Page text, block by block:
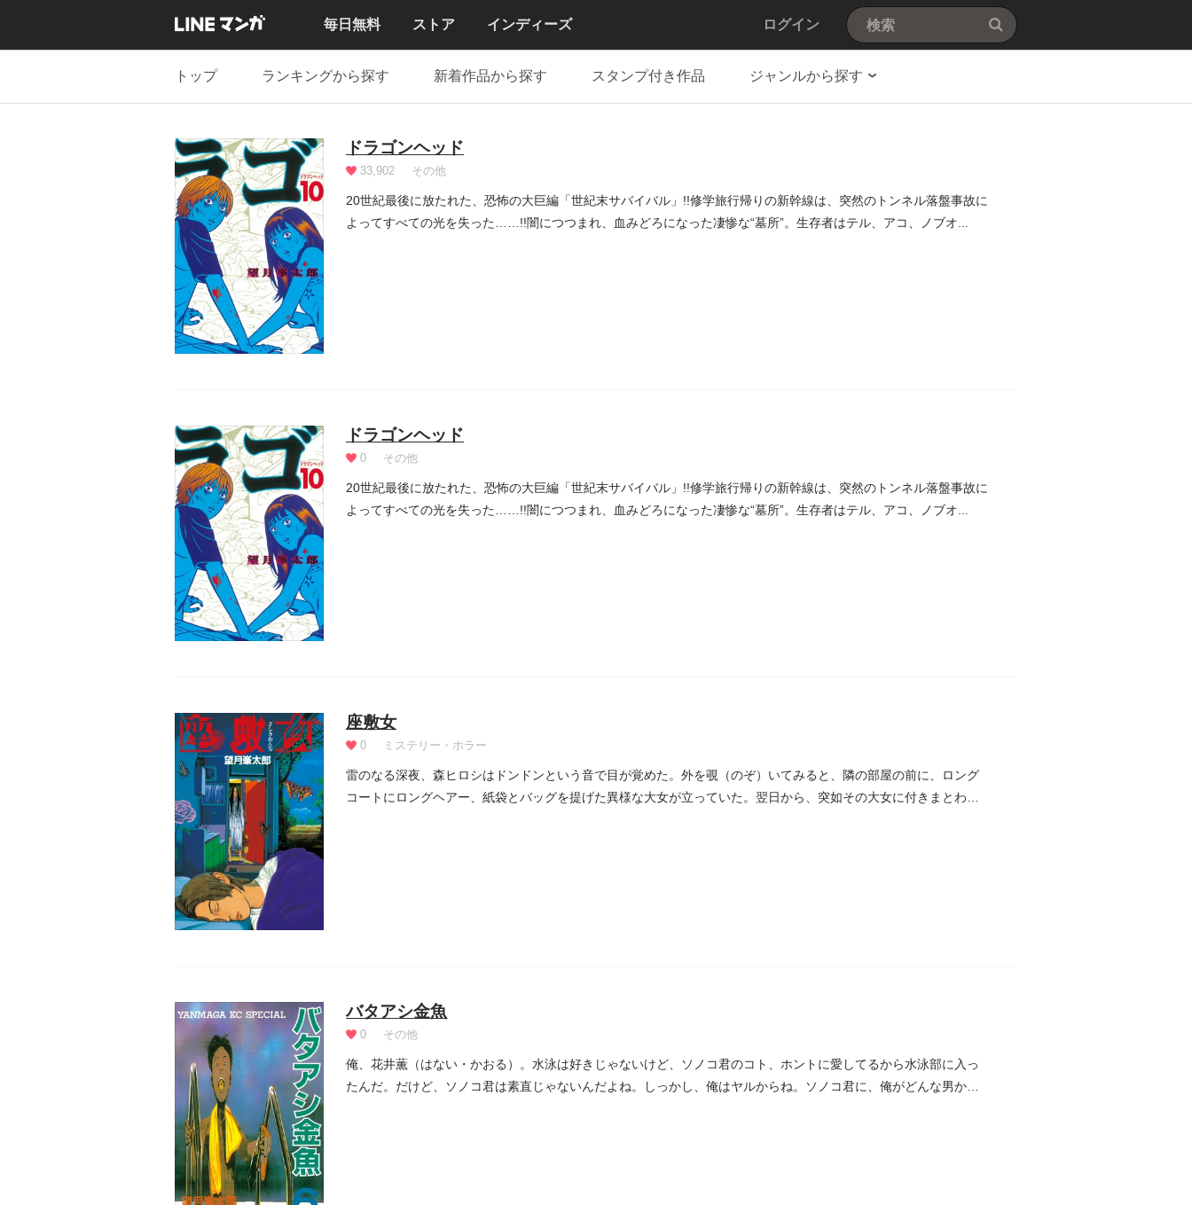
毎日無料 ストア インディーズ ログイン
トップ ランキングから探す 新着作品から探す スタンプ付き作品 ジャンルから探す
ドラゴンヘッド
33,902 その他
20世紀最後に放たれた、恐怖の大巨編「世紀末サバイバル」!!修学旅行帰りの新幹線は、突然のトンネル落盤事故に
よってすべての光を失った……!!闇につつまれ、血みどろになった凄惨な“墓所”。生存者はテル、アコ、ノブオ...
ドラゴンヘッド
0 その他
20世紀最後に放たれた、恐怖の大巨編「世紀末サバイバル」!!修学旅行帰りの新幹線は、突然のトンネル落盤事故に
よってすべての光を失った……!!闇につつまれ、血みどろになった凄惨な“墓所”。生存者はテル、アコ、ノブオ...
座敷女
0 ミステリー・ホラー
雷のなる深夜、森ヒロシはドンドンという音で目が覚めた。外を覗（のぞ）いてみると、隣の部屋の前に、ロング
コートにロングヘアー、紙袋とバッグを提げた異様な大女が立っていた。翌日から、突如その大女に付きまとわれ
バタアシ金魚
0 その他
俺、花井薫（はない・かおる）。水泳は好きじゃないけど、ソノコ君のコト、ホントに愛してるから水泳部に入っ
たんだ。だけど、ソノコ君は素直じゃないんだよね。しっかし、俺はヤルからね。ソノコ君に、俺がどんな男か認